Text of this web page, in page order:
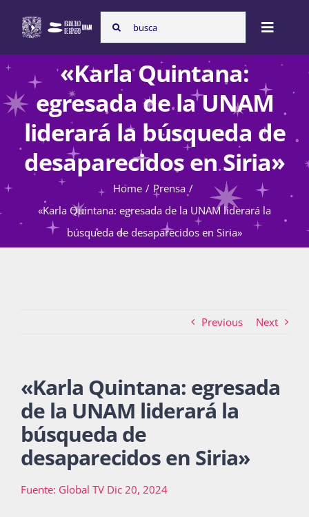
content
Search
for:
Toggle
Inicio
Nosotras
Programas
Atención de la violencia de género
La Boletina
Blog
«Karla Quintana:
egresada de la UNAM
liderará la búsqueda de
desaparecidos en Siria»
Home
Prensa
«Karla Quintana: egresada de la UNAM liderará la
búsqueda de desaparecidos en Siria»
Previous Next
«Karla Quintana: egresada
de la UNAM liderará la
búsqueda de
desaparecidos en Siria»
Fuente: Global TV Dic 20, 2024